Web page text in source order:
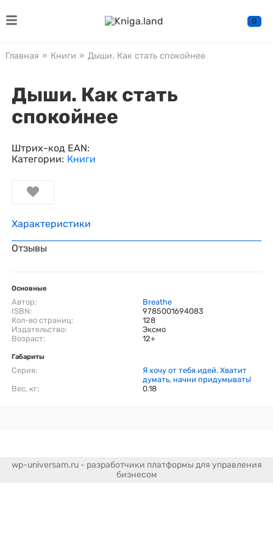
0
Главная » Книги » Дыши. Как стать спокойнее
Дыши. Как стать
спокойнее
Штрих-код EAN:
Категории: Книги
Характеристики
Отзывы
Основные
Автор:
Breathe
ISBN:
9785001694083
Кол-во страниц:
128
Издательство:
Эксмо
Возраст:
12+
Габариты
Серия:
Я хочу от тебя идей. Хватит
думать, начни придумывать!
Вес, кг:
0.18
wp-universam.ru - разработчики платформы для управления
бизнесом